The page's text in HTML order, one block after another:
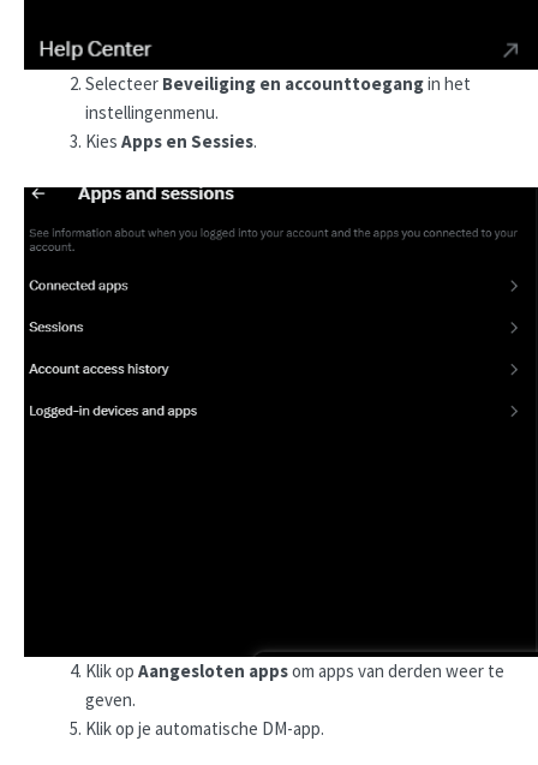
Selecteer Beveiliging en accounttoegangin het
instellingenmenu.
Kies Apps en Sessies.
Klik op Aangesloten appsom apps van derden weer te
geven.
Klik op je automatische DM-app.